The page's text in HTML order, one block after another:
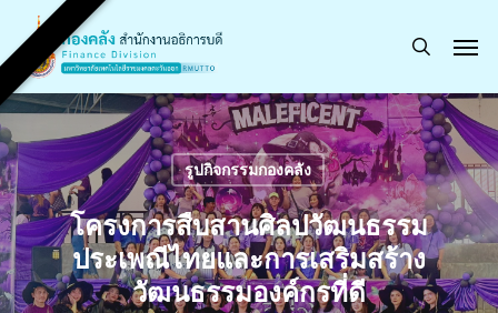
main
content
search
รูปกิจกรรมกองคลัง
โครงการสืบสานศิลปวัฒนธรรม
ประเพณีไทยและการเสริมสร้าง
วัฒนธรรมองค์กรที่ดี